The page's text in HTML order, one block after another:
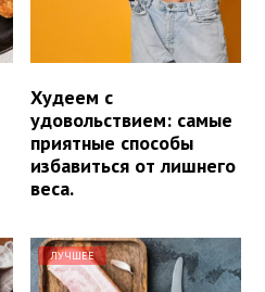
Худеем с
удовольствием: самые
приятные способы
избавиться от лишнего
веса.
ЛУЧШЕЕ